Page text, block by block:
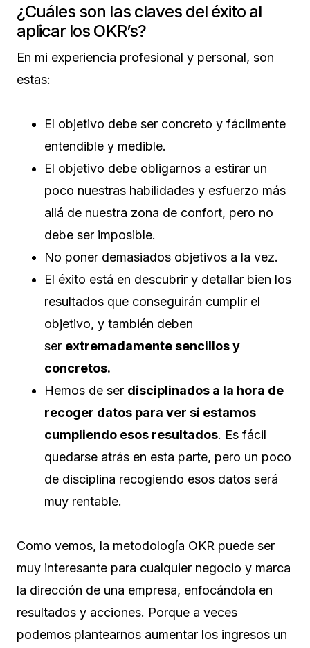
¿Cuáles son las claves del éxito al
aplicar los OKR’s?
En mi experiencia profesional y personal, son
estas:
El objetivo debe ser concreto y fácilmente
entendible y medible.
El objetivo debe obligarnos a estirar un
poco nuestras habilidades y esfuerzo más
allá de nuestra zona de confort, pero no
debe ser imposible.
No poner demasiados objetivos a la vez.
El éxito está en descubrir y detallar bien los
resultados que conseguirán cumplir el
objetivo, y también deben
ser extremadamente sencillos y
concretos.
Hemos de ser disciplinados a la hora de
recoger datos para ver si estamos
cumpliendo esos resultados. Es fácil
quedarse atrás en esta parte, pero un poco
de disciplina recogiendo esos datos será
muy rentable.
Como vemos, la metodología OKR puede ser
muy interesante para cualquier negocio y marca
la dirección de una empresa, enfocándola en
resultados y acciones. Porque a veces
podemos plantearnos aumentar los ingresos un